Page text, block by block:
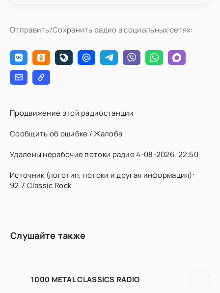
Отправить/Сохранить радио в социальных сетях:
Продвижение этой радиостанции
Сообщить об ошибке / Жалоба
Удалены нерабочие потоки радио 4-08-2026, 22:50
Источник (логотип, потоки и другая информация):
92.7 Classic Rock
Слушайте также
1000 METAL CLASSICS RADIO